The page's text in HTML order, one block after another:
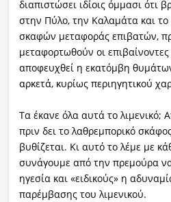
διαπιστώσει ιδίοις όμμασι ότι
στην Πύλο, την Καλαμάτα και
σκαφών μεταφοράς επιβατών,
μεταφορτωθούν οι
αποφευχθεί η εκατόμβη
αρκετά, κυρίως περιηγητικού
Τα έκανε όλα αυτά το λιμενικό;
πριν δει το λαθρεμπορικό
βυθίζεται. Κι αυτό το λέμε με
συνάγουμε από την πρεμούρα να
ηγεσία και «ειδικούς» η
παρέμβασης του λιμενικού.